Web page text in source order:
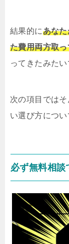
結果的にあな
た費用両方取
ってきたみた
次の項目では
い選び方につい
必ず無料相談